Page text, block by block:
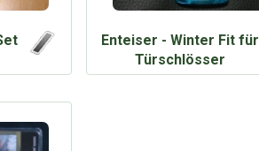
Enteiser - Winter Fit für
Türschlösser